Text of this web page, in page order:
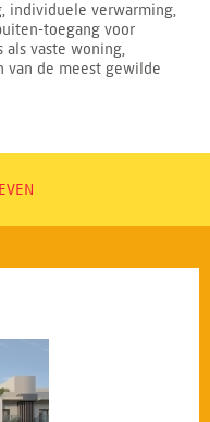
individuele verwarming,
toegang voor
als vaste woning,
de meest gewilde